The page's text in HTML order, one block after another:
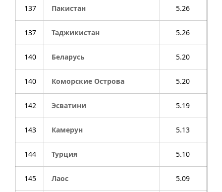
137 Пакистан 5.26
137 Таджикистан 5.26
140 Беларусь 5.20
140 Коморские Острова 5.20
142 Эсватини 5.19
143 Камерун 5.13
144 Турция 5.10
145 Лаос 5.09